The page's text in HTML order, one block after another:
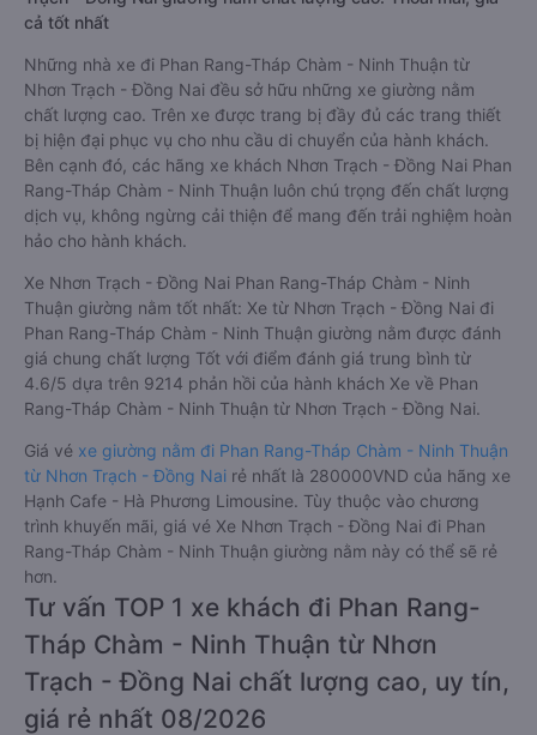
cả tốt nhất
Những nhà xe đi Phan Rang-Tháp Chàm - Ninh Thuận từ
Nhơn Trạch - Đồng Nai đều sở hữu những xe giường nằm
chất lượng cao. Trên xe được trang bị đầy đủ các trang thiết
bị hiện đại phục vụ cho nhu cầu di chuyển của hành khách.
Bên cạnh đó, các hãng xe khách Nhơn Trạch - Đồng Nai Phan
Rang-Tháp Chàm - Ninh Thuận luôn chú trọng đến chất lượng
dịch vụ, không ngừng cải thiện để mang đến trải nghiệm hoàn
hảo cho hành khách.
Xe Nhơn Trạch - Đồng Nai Phan Rang-Tháp Chàm - Ninh
Thuận giường nằm tốt nhất: Xe từ Nhơn Trạch - Đồng Nai đi
Phan Rang-Tháp Chàm - Ninh Thuận giường nằm được đánh
giá chung chất lượng Tốt với điểm đánh giá trung bình từ
4.6/5 dựa trên 9214 phản hồi của hành khách Xe về Phan
Rang-Tháp Chàm - Ninh Thuận từ Nhơn Trạch - Đồng Nai.
Giá vé xe giường nằm đi Phan Rang-Tháp Chàm - Ninh Thuận
từ Nhơn Trạch - Đồng Nai rẻ nhất là 280000VND của hãng xe
Hạnh Cafe - Hà Phương Limousine. Tùy thuộc vào chương
trình khuyến mãi, giá vé Xe Nhơn Trạch - Đồng Nai đi Phan
Rang-Tháp Chàm - Ninh Thuận giường nằm này có thể sẽ rẻ
hơn.
Tư vấn TOP 1 xe khách đi Phan Rang-
Tháp Chàm - Ninh Thuận từ Nhơn
Trạch - Đồng Nai chất lượng cao, uy tín,
giá rẻ nhất 08/2026